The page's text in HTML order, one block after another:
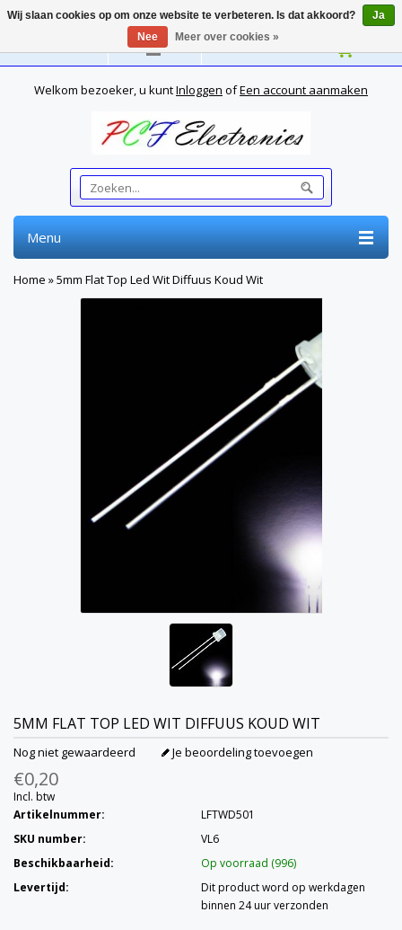
Nederlands
Welkom bezoeker, u kuntInloggen ofEen account aanmaken
Menu
Home »5mm Flat Top Led Wit Diffuus Koud Wit
5MM FLAT TOP LED WIT DIFFUUS KOUD WIT
Nog niet gewaardeerd Je beoordeling toevoegen
€0,20
Incl. btw
Artikelnummer:
LFTWD501
SKU number:
VL6
Beschikbaarheid:
Op voorraad (996)
Levertijd:
Dit product word op werkdagen
binnen 24 uur verzonden
Wij slaan cookies op om onze website te verbeteren. Is dat akkoord?
Ja
Nee
Meer over cookies »